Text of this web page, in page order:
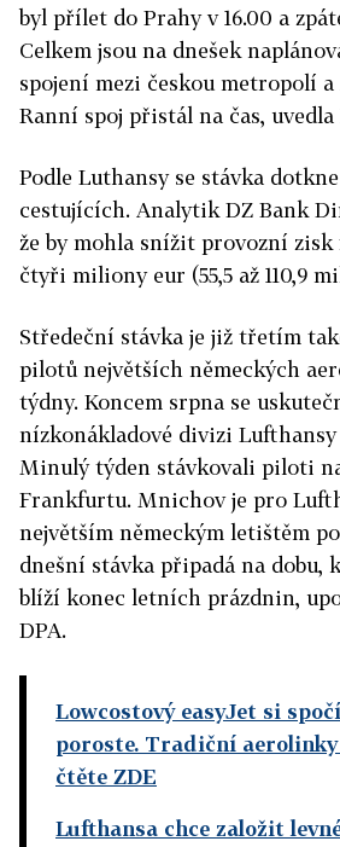
byl přílet do Prahy v 16.00 a
Celkem jsou na dnešek
spojení mezi českou metropolí
Ranní spoj přistál na čas,
Podle Luthansy se stávka dotkne
cestujících. Analytik DZ Bank
že by mohla snížit provozní zisk
čtyři miliony eur (55,5 až 110,9
Středeční stávka je již třetím
pilotů největších německých
týdny. Koncem srpna se
nízkonákladové divizi Lufthansy
Minulý týden stávkovali piloti
Frankfurtu. Mnichov je pro
největším německým letištěm
dnešní stávka připadá na dobu,
blíží konec letních prázdnin,
DPA.
Lowcostový easyJet si
poroste. Tradiční
čtěte ZDE
Lufthansa chce založit